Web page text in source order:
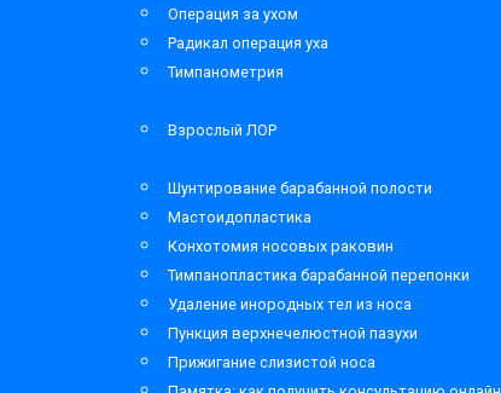
Операция за ухом
Радикал операция уха
Тимпанометрия
Взрослый ЛОР
Шунтирование барабанной полости
Мастоидопластика
Конхотомия носовых раковин
Тимпанопластика барабанной перепонки
Удаление инородных тел из носа
Пункция верхнечелюстной пазухи
Прижигание слизистой носа